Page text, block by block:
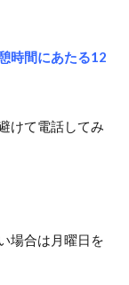
時間にあたる12
けて電話してみ
場合は月曜日を